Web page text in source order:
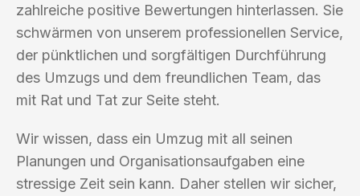
zahlreiche positive Bewertungen hinterlassen. Sie
schwärmen von unserem professionellen Service,
der pünktlichen und sorgfältigen Durchführung
des Umzugs und dem freundlichen Team, das
mit Rat und Tat zur Seite steht.
Wir wissen, dass ein Umzug mit all seinen
Planungen und Organisationsaufgaben eine
stressige Zeit sein kann. Daher stellen wir sicher,